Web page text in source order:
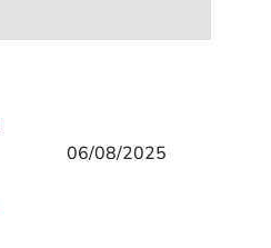
06/08/2025